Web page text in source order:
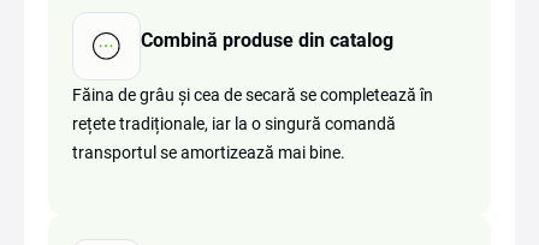
Combină produse din catalog
Făina de grâu și cea de secară se completează în
rețete tradiționale, iar la o singură comandă
transportul se amortizează mai bine.